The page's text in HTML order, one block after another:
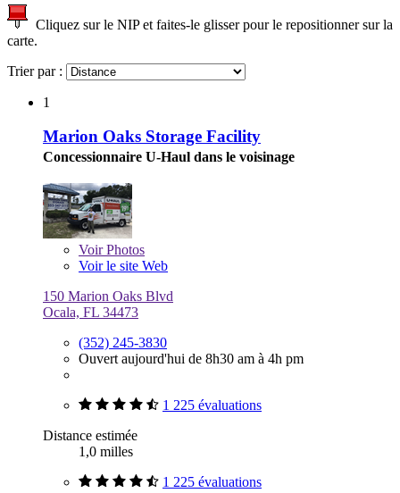
Cliquez sur le NIP et faites-le glisser pour le repositionner sur la
carte.
Trier par :
1
Marion Oaks Storage Facility
Concessionnaire U-Haul dans le voisinage
VoirPhotos
Voir le site Web
150 Marion Oaks Blvd
Ocala, FL 34473
(352) 245-3830
Ouvert aujourd'hui de 8h30 am à 4h pm
1 225 évaluations
Distance estimée
1,0 milles
1 225 évaluations